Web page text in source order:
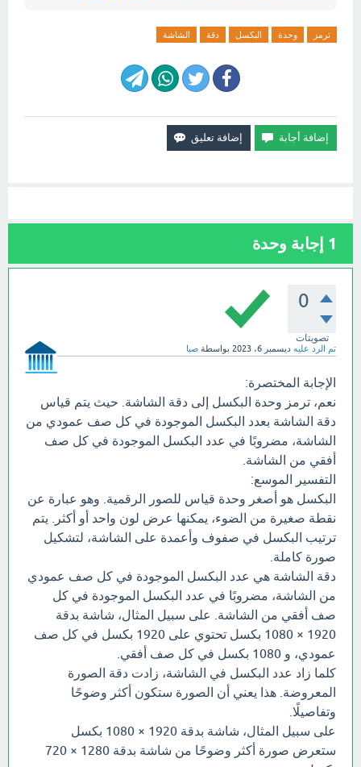
ترمز وحدة البكسل دقة الشاشة
1 إجابة وحدة
0
تصويتات
تم الرد عليه ديسمبر 6، 2023 بواسطة صبا
الإجابة المختصرة:
نعم، ترمز وحدة البكسل إلى دقة الشاشة. حيث يتم قياس
دقة الشاشة بعدد البكسل الموجودة في كل صف عمودي من
الشاشة، مضروبًا في عدد البكسل الموجودة في كل صف
أفقي من الشاشة.
التفسير الموسع:
البكسل هو أصغر وحدة قياس للصور الرقمية. وهو عبارة عن
نقطة صغيرة من الضوء، يمكنها عرض لون واحد أو أكثر. يتم
ترتيب البكسل في صفوف وأعمدة على الشاشة، لتشكيل
صورة كاملة.
دقة الشاشة هي عدد البكسل الموجودة في كل صف عمودي
من الشاشة، مضروبًا في عدد البكسل الموجودة في كل
صف أفقي من الشاشة. على سبيل المثال، شاشة بدقة
1920 × 1080 بكسل تحتوي على 1920 بكسل في كل صف
عمودي، و 1080 بكسل في كل صف أفقي.
كلما زاد عدد البكسل في الشاشة، زادت دقة الصورة
المعروضة. هذا يعني أن الصورة ستكون أكثر وضوحًا
وتفاصيلًا.
على سبيل المثال، شاشة بدقة 1920 × 1080 بكسل
ستعرض صورة أكثر وضوحًا من شاشة بدقة 1280 × 720